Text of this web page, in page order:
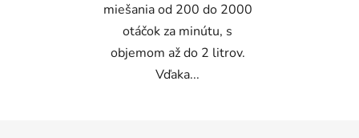
miešania od 200 do 2000
otáčok za minútu, s
objemom až do 2 litrov.
Vďaka...